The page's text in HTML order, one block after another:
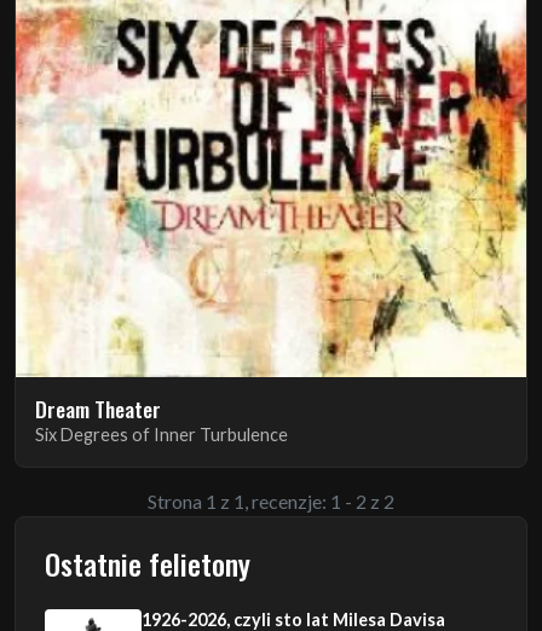
Dream Theater
Six Degrees of Inner Turbulence
Strona 1 z 1, recenzje: 1 - 2 z 2
Ostatnie felietony
1926-2026, czyli sto lat Milesa Davisa